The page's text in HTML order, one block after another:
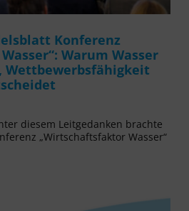
Konferenz
Warum Wasser
diesem Leitgedanken brachte
„Wirtschaftsfaktor Wasser“